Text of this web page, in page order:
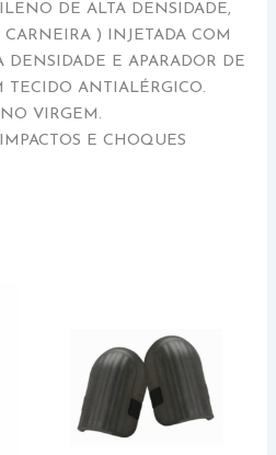
DE ALTA DENSIDADE,
CARNEIRA ) INJETADA COM
E APARADOR DE
TECIDO ANTIALÉRGICO.
VIRGEM.
E CHOQUES